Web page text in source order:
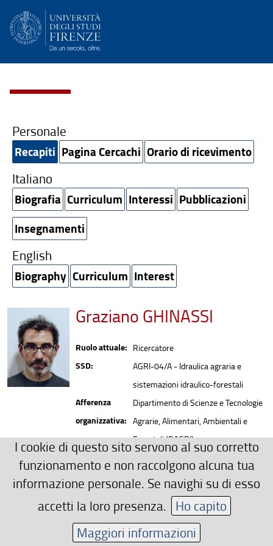
Personale
Recapiti Pagina Cercachi Orario di ricevimento
Italiano
Biografia Curriculum Interessi Pubblicazioni
Insegnamenti
English
Biography Curriculum Interest
Graziano GHINASSI
Ruolo attuale: Ricercatore
SSD:
AGRI-04/A - Idraulica agraria e
sistemazioni idraulico-forestali
Afferenza
organizzativa:
Dipartimento di Scienze e Tecnologie
Agrarie, Alimentari, Ambientali e
Forestali (DAGRI)
Recapiti
0552755642
Area riservata
I cookie di questo sito servono al suo corretto
funzionamento e non raccolgono alcuna tua
informazione personale. Se navighi su di esso
accetti la loro presenza. Ho capito
Maggiori informazioni